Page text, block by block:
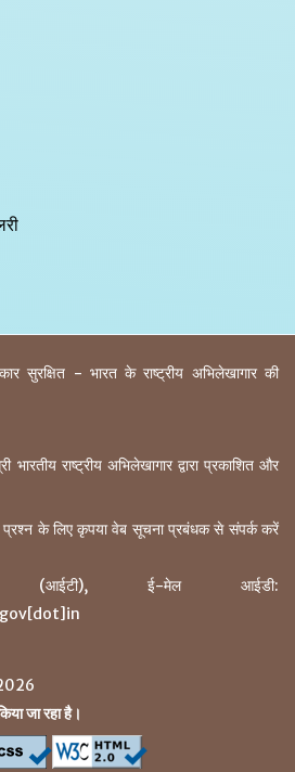
सुरक्षित - भारत के राष्ट्रीय अभिलेखागार की
राष्ट्रीय अभिलेखागार द्वारा प्रकाशित और
के लिए कृपया वेब सूचना प्रबंधक से संपर्क करें
(आईटी), ई-मेल आईडी:
जा रहा है।